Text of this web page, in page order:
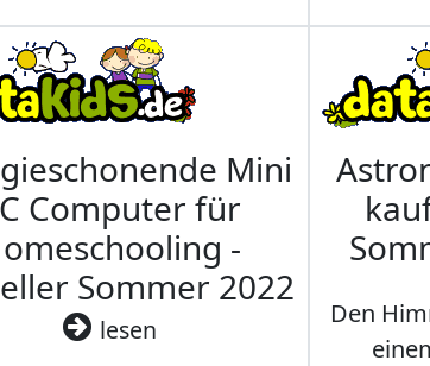
Mini
Computer für
-
Sommer 2022
lesen
Den